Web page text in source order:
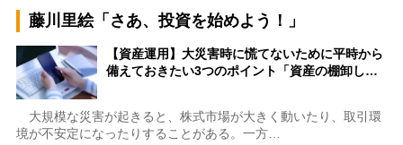
藤川里絵「さあ、投資を始めよう！」
【資産運用】大災害時に慌てないために平時から
備えておきたい3つのポイント「資産の棚卸し…
大規模な災害が起きると、株式市場が大きく動いたり、取引環
境が不安定になったりすることがある。一方…